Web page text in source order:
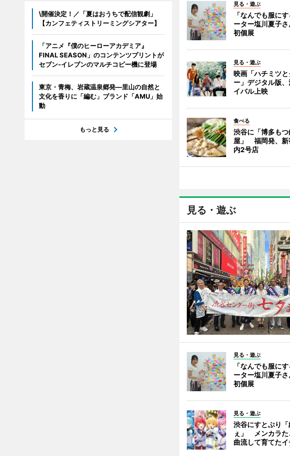
見る・遊ぶ
「なんでも服に
ーター塩川夏子
初個展
見る・遊ぶ
映画「ハチミツ
ー」デジタル版
イバル上映
食べる
渋谷に「博多もつ
屋」 福岡発、新
内2号店
見る・遊ぶ
見る・遊ぶ
「なんでも服に
ーター塩川夏子
初個展
見る・遊ぶ
渋谷にすとぷり
ぇ」 メンカラた
曲流して育てたイ
\開催決定！／「夏はおうちで配信観劇」
【カンフェティストリーミングシアター】
「アニメ『僕のヒーローアカデミア』
FINAL SEASON」のコンテンツプリントが
セブン‐イレブンのマルチコピー機に登場
東京・青梅、岩蔵温泉郷発―里山の自然と
文化を香りに「編む」ブランド「AMU」始
動
もっと見る